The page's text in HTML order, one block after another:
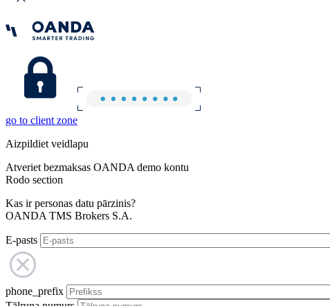
go to client zone
Aizpildiet veidlapu
Atveriet bezmaksas OANDA demo kontu
Rodo section
Kas ir personas datu pārzinis?
OANDA TMS Brokers S.A.
E-pasts
phone_prefix